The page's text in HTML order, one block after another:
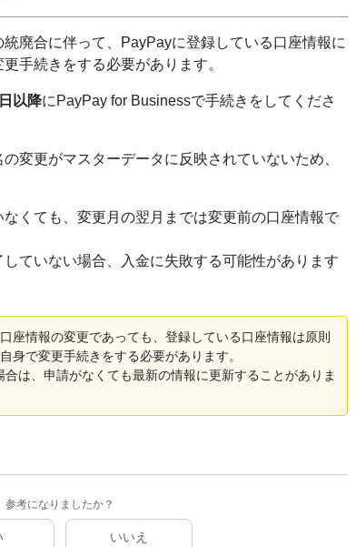
廃合に伴って、PayPayに登録している口座情報に
手続きをする必要があります。
以降にPayPay for Businessで手続きをしてくださ
変更がマスターデータに反映されていないため、
くても、変更月の翌月までは変更前の口座情報で
ていない場合、入金に失敗する可能性があります
座情報の変更であっても、登録している口座情報は原則
身で変更手続きをする必要があります。
は、申請がなくても最新の情報に更新することがありま
参考になりましたか？
いいえ